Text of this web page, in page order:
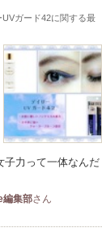
UVガード42に関する最
子力って一体なんだ
集部さん